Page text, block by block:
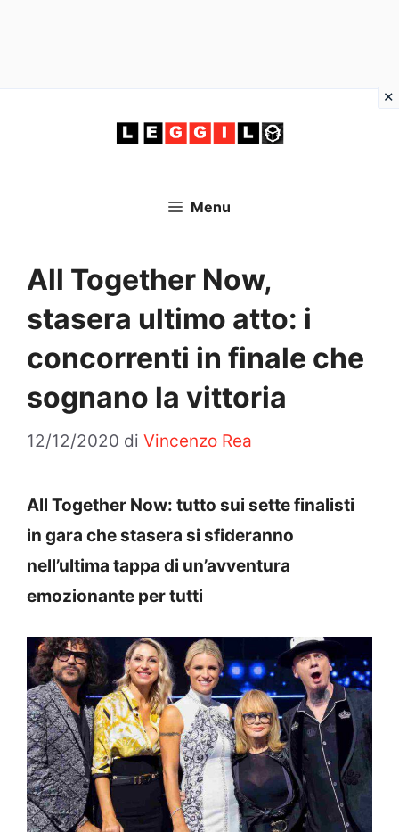
Menu
All Together Now,
stasera ultimo atto: i
concorrenti in finale che
sognano la vittoria
12/12/2020 di Vincenzo Rea
All Together Now: tutto sui sette finalisti
in gara che stasera si sfideranno
nell’ultima tappa di un’avventura
emozionante per tutti